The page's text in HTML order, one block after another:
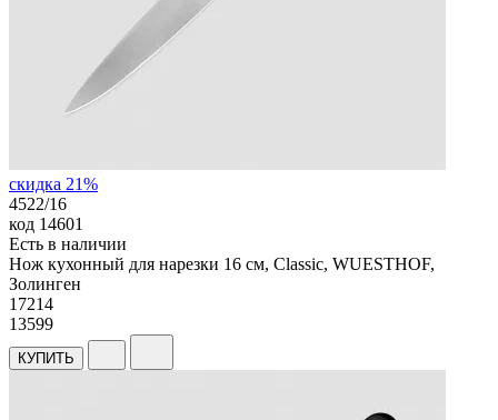
скидка 21%
4522/16
код 14601
Есть в наличии
Нож кухонный для нарезки 16 см, Classic, WUESTHOF,
Золинген
17214
13599
КУПИТЬ